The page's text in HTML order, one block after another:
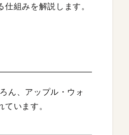
組みを解説します。
ん、アップル・ウォ
います。